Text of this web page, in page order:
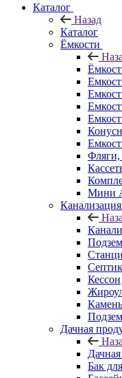
Каталог
Назад
Каталог
Ёмкости
Фляги,
Мини
Кессон
Дачная
Бак